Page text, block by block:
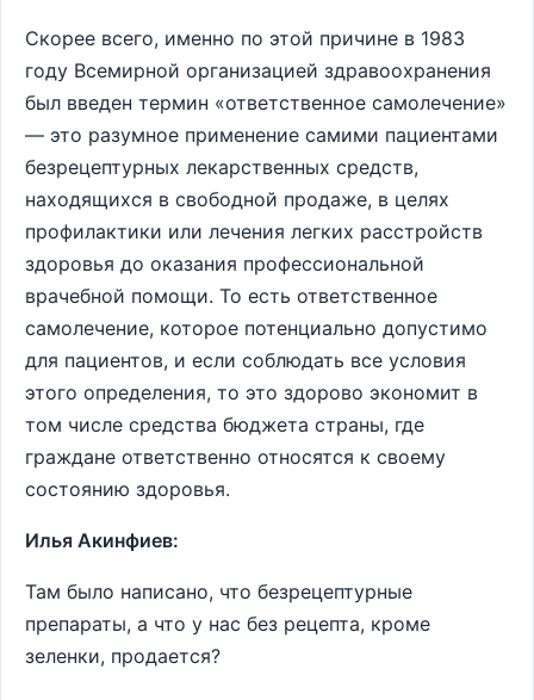
Скорее всего, именно по этой причине в 1983
году Всемирной организацией здравоохранения
был введен термин «ответственное самолечение»
— это разумное применение самими пациентами
безрецептурных лекарственных средств,
находящихся в свободной продаже, в целях
профилактики или лечения легких расстройств
здоровья до оказания профессиональной
врачебной помощи. То есть ответственное
самолечение, которое потенциально допустимо
для пациентов, и если соблюдать все условия
этого определения, то это здорово экономит в
том числе средства бюджета страны, где
граждане ответственно относятся к своему
состоянию здоровья.
Илья Акинфиев:
Там было написано, что безрецептурные
препараты, а что у нас без рецепта, кроме
зеленки, продается?